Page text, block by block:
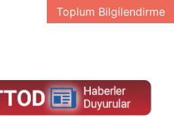
Toplum Bilgilendirme